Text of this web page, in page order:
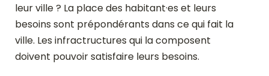
leur ville ? La place des habitant·es et leurs
besoins sont prépondérants dans ce qui fait la
ville. Les infractructures qui la composent
doivent pouvoir satisfaire leurs besoins.